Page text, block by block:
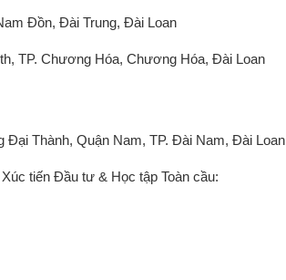
Đồn, Đài Trung, Đài Loan
TP. Chương Hóa, Chương Hóa, Đài Loan
Thành, Quận Nam, TP. Đài Nam, Đài Loan
tiến Đầu tư & Học tập Toàn cầu: